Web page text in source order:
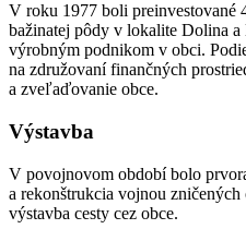
V roku 1977 boli preinvestované
bažinatej pôdy v lokalite Dolina
výrobným podnikom v obci.
na združovaní finančných
a zveľaďovanie obce.
Výstavba
V povojnovom období bolo
a rekonštrukcia vojnou
výstavba cesty cez obce.